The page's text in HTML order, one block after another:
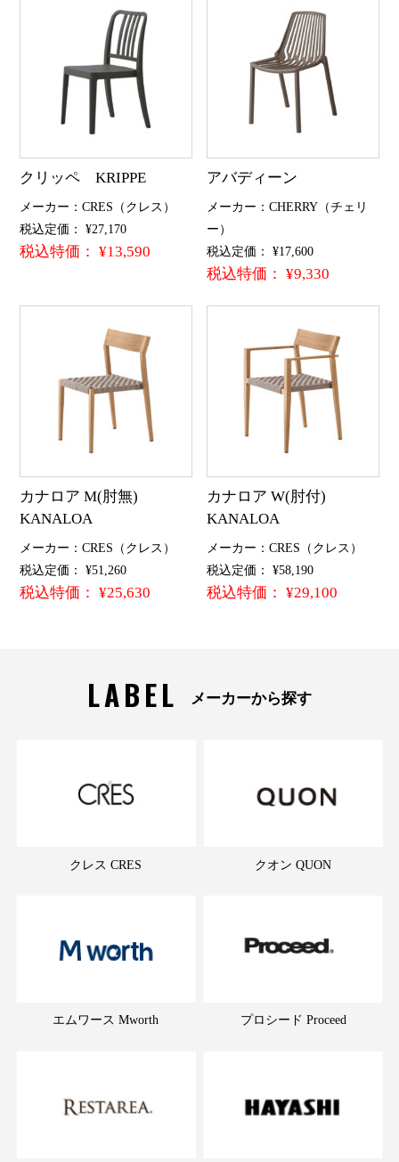
クリッペ KRIPPE
メーカー：CRES（クレス）
税込定価： ¥27,170
税込特価： ¥13,590
アバディーン
メーカー：CHERRY（チェリ
ー）
税込定価： ¥17,600
税込特価： ¥9,330
カナロア M(肘無)
KANALOA
メーカー：CRES（クレス）
税込定価： ¥51,260
税込特価： ¥25,630
カナロア W(肘付)
KANALOA
メーカー：CRES（クレス）
税込定価： ¥58,190
税込特価： ¥29,100
LABEL メーカーから探す
クレス CRES クオン QUON
エムワース Mworth プロシード Proceed